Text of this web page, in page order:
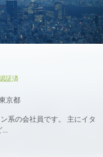
証済
京都
系の会社員です。 主にイタ